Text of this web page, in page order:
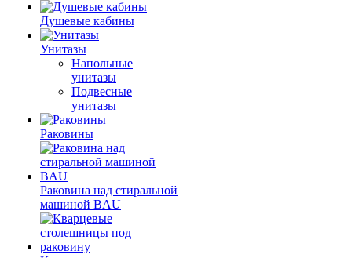
Душевые кабины
Унитазы
Напольные
унитазы
Подвесные
унитазы
Раковины
Раковина над стиральной
машиной BAU